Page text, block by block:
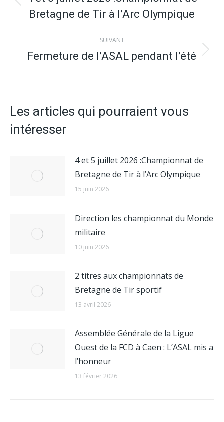
précédent
Bretagne de Tir à l’Arc Olympique
SUIVANT
Article
Fermeture de l’ASAL pendant l’été
Les articles qui pourraient vous
intéresser
4 et 5 juillet 2026 :Championnat de
Bretagne de Tir à l’Arc Olympique
15 juin 2026
Direction les championnat du Monde
militaire
10 juin 2026
2 titres aux championnats de
Bretagne de Tir sportif
13 avril 2026
Assemblée Générale de la Ligue
Ouest de la FCD à Caen : L’ASAL mis a
l’honneur
13 février 2026